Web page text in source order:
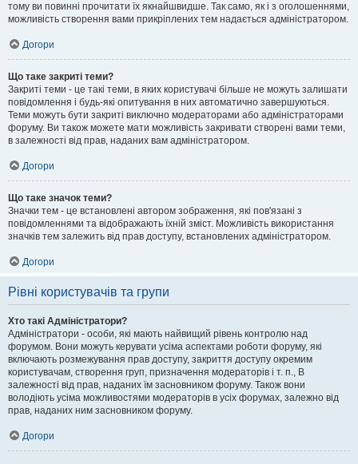
тому ви повинні прочитати їх якнайшвидше. Так само, як і з оголошеннями,
можливість створення вами прикріплених тем надається адміністратором.
Догори
Що таке закриті теми?
Закриті теми - це такі теми, в яких користувачі більше не можуть залишати
повідомлення і будь-які опитування в них автоматично завершуються.
Теми можуть бути закриті виключно модераторами або адміністраторами
форуму. Ви також можете мати можливість закривати створені вами теми,
в залежності від прав, наданих вам адміністратором.
Догори
Що таке значок теми?
Значки тем - це встановлені автором зображення, які пов'язані з
повідомленнями та відображають їхній зміст. Можливість використання
значків тем залежить від прав доступу, встановлених адміністратором.
Догори
Рівні користувачів та групи
Хто такі Адміністратори?
Адміністратори - особи, які мають найвищий рівень контролю над
форумом. Вони можуть керувати усіма аспектами роботи форуму, які
включають розмежування прав доступу, закриття доступу окремим
користувачам, створення груп, призначення модераторів і т. п., В
залежності від прав, наданих їм засновником форуму. Також вони
володіють усіма можливостями модераторів в усіх форумах, залежно від
прав, наданих ним засновником форуму.
Догори